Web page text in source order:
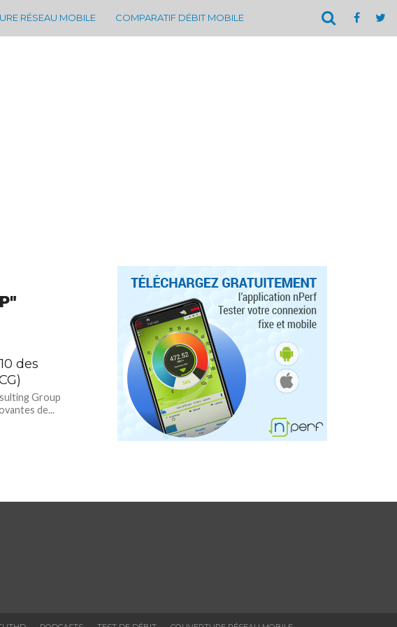
RÉSEAU MOBILE COMPARATIF DÉBIT MOBILE
des
Group
de...